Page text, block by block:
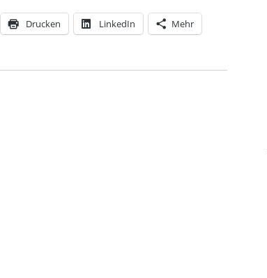
Drucken LinkedIn Mehr